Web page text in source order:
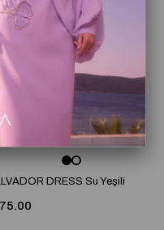
DRESS Su Yeşili